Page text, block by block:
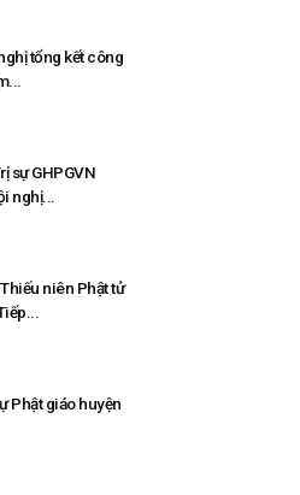
tổng kết công
sự GHPGVN
nghị...
niên Phật tử
Phật giáo huyện